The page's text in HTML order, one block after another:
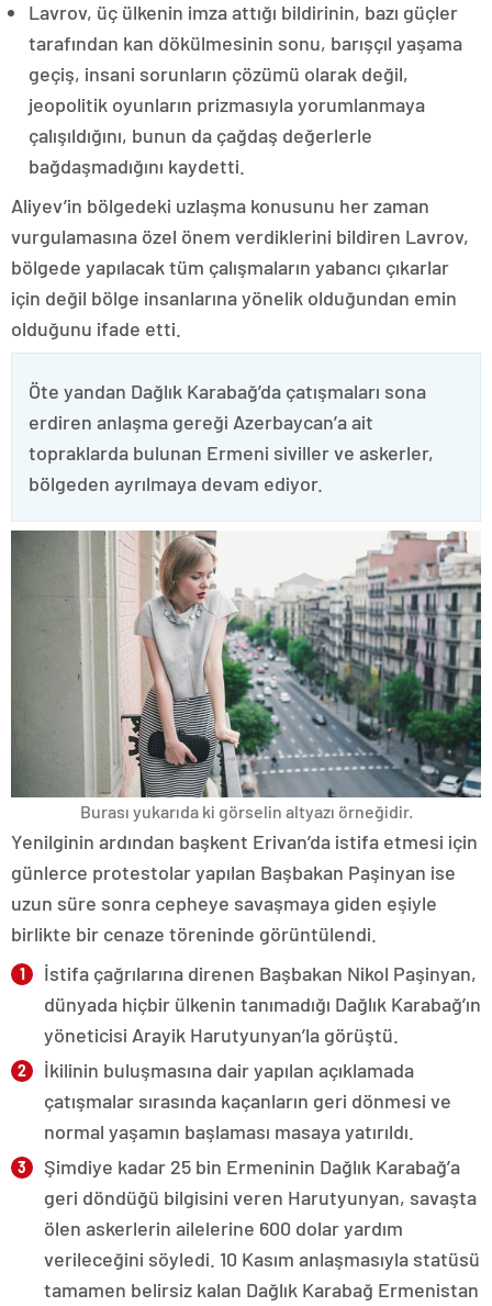
Lavrov, üç ülkenin imza attığı bildirinin, bazı güçler
tarafından kan dökülmesinin sonu, barışçıl yaşama
geçiş, insani sorunların çözümü olarak değil,
jeopolitik oyunların prizmasıyla yorumlanmaya
çalışıldığını, bunun da çağdaş değerlerle
bağdaşmadığını kaydetti.
Aliyev’in bölgedeki uzlaşma konusunu her zaman
vurgulamasına özel önem verdiklerini bildiren Lavrov,
bölgede yapılacak tüm çalışmaların yabancı çıkarlar
için değil bölge insanlarına yönelik olduğundan emin
olduğunu ifade etti.
Öte yandan Dağlık Karabağ’da çatışmaları sona
erdiren anlaşma gereği Azerbaycan’a ait
topraklarda bulunan Ermeni siviller ve askerler,
bölgeden ayrılmaya devam ediyor.
Burası yukarıda ki görselin altyazı örneğidir.
Yenilginin ardından başkent Erivan’da istifa etmesi için
günlerce protestolar yapılan Başbakan Paşinyan ise
uzun süre sonra cepheye savaşmaya giden eşiyle
birlikte bir cenaze töreninde görüntülendi.
İstifa çağrılarına direnen Başbakan Nikol Paşinyan,
dünyada hiçbir ülkenin tanımadığı Dağlık Karabağ’ın
yöneticisi Arayik Harutyunyan’la görüştü.
İkilinin buluşmasına dair yapılan açıklamada
çatışmalar sırasında kaçanların geri dönmesi ve
normal yaşamın başlaması masaya yatırıldı.
Şimdiye kadar 25 bin Ermeninin Dağlık Karabağ’a
geri döndüğü bilgisini veren Harutyunyan, savaşta
ölen askerlerin ailelerine 600 dolar yardım
verileceğini söyledi. 10 Kasım anlaşmasıyla statüsü
tamamen belirsiz kalan Dağlık Karabağ Ermenistan